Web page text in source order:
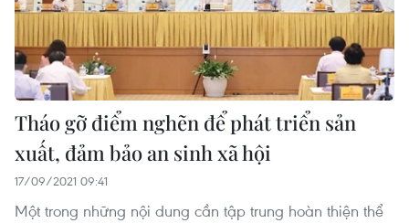
Tháo gỡ điểm nghẽn để phát triển sản
xuất, đảm bảo an sinh xã hội
17/09/2021 09:41
Một trong những nội dung cần tập trung hoàn thiện thể